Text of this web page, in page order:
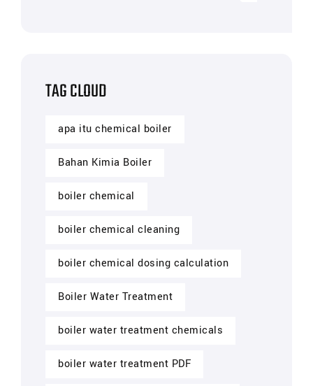
TAG CLOUD
apa itu chemical boiler
Bahan Kimia Boiler
boiler chemical
boiler chemical cleaning
boiler chemical dosing calculation
Boiler Water Treatment
boiler water treatment chemicals
boiler water treatment PDF